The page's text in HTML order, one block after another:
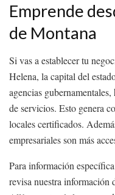
Emprende
de Montana
Si vas a establecer tu
Helena, la capital del
agencias
de servicios. Esto genera
locales certificados.
empresariales son más
Para información
revisa nuestra información